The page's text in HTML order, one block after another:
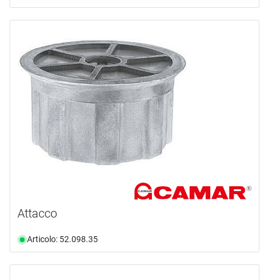
Attacco
Articolo: 52.098.35